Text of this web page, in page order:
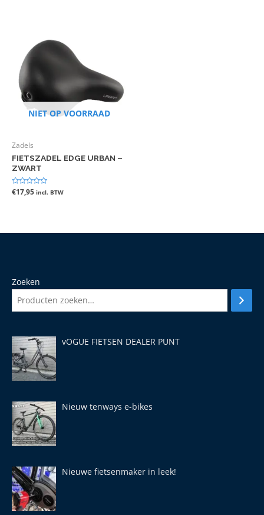
NIET OP VOORRAAD
Zadels
FIETSZADEL EDGE URBAN –
ZWART
Gewaardeerd
0
€17,95 incl. BTW
Zoeken
vOGUE FIETSEN DEALER PUNT
Nieuw tenways e-bikes
Nieuwe fietsenmaker in leek!